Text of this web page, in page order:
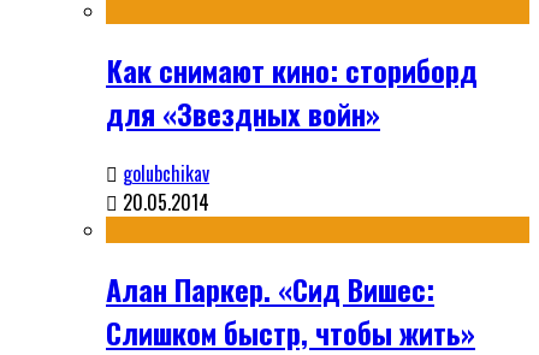
Как снимают кино: сториборд
для «Звездных войн»
golubchikav
20.05.2014
Алан Паркер. «Сид Вишес:
Слишком быстр, чтобы жить»